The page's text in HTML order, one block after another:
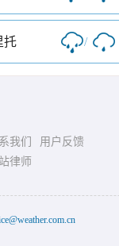
托 /
我们
用户反馈
律师